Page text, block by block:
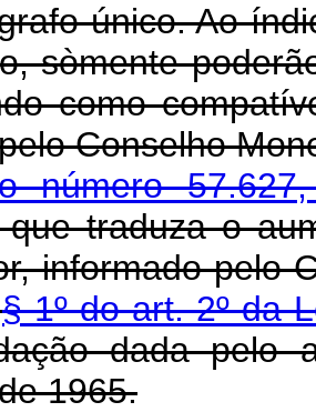
único. Ao
sòmente
como
Conselho
número
que traduza o
informado pelo
§ 1º do art. 2º da
dada pelo
1965.